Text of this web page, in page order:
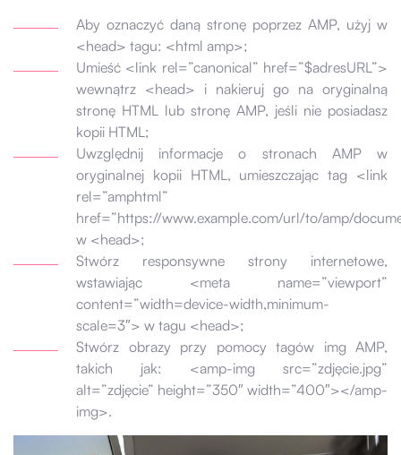
Aby oznaczyć daną stronę poprzez AMP, użyj w
<head> tagu: <html amp>;
Umieść <link rel=”canonical” href=”$adresURL”>
wewnątrz <head> i nakieruj go na oryginalną
stronę HTML lub stronę AMP, jeśli nie posiadasz
kopii HTML;
Uwzględnij informacje o stronach AMP w
oryginalnej kopii HTML, umieszczając tag <link
rel=”amphtml”
href=”https://www.example.com/url/to/amp/
w <head>;
Stwórz responsywne strony internetowe,
wstawiając <meta name=”viewport”
content=”width=device-width,minimum-
scale=3″> w tagu <head>;
Stwórz obrazy przy pomocy tagów img AMP,
takich jak: <amp-img src=”zdjęcie.jpg”
alt=”zdjęcie” height=”350″ width=”400″></amp-
img>.